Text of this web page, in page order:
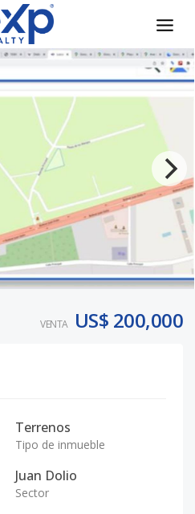
VENTA US$ 200,000
Terrenos
Tipo de inmueble
Juan Dolio
Sector
Club - Exclusividad y